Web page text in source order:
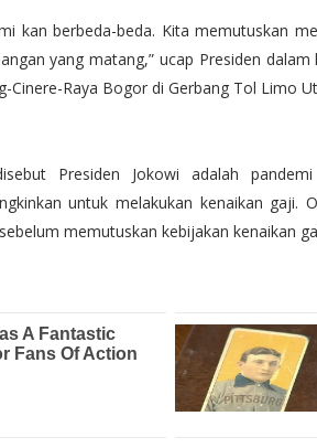
kan berbeda-beda. Kita memutuskan
yang matang,” ucap Presiden
Cinere-Raya Bogor di Gerbang Tol Limo
Presiden Jokowi adalah
untuk melakukan kenaikan gaji.
memutuskan kebijakan kenaikan